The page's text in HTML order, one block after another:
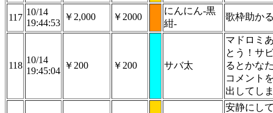
117
10/14
19:44:53
￥2,000 ￥2000
にんにん‐黒
紺‐
歌枠助か
118
10/14
19:45:04
￥200 ￥200 サバ太
マドロミ
とう！サ
るとかな
コメント
出してし
安静にし